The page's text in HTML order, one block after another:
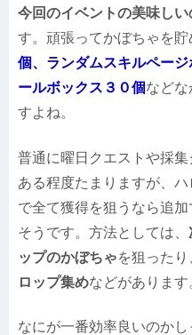
今回のイベントの美味し
す。頑張ってかぼちゃを貯
個、ランダムスキルペー
ールボックス３０個など
すよね。
普通に曜日クエストや採
ある程度たまりますが、
で全て獲得を狙うなら追
そうです。方法としては、
ップのかぼちゃを狙ったり
ロップ集めなどがあります
なにが一番効率良いのか